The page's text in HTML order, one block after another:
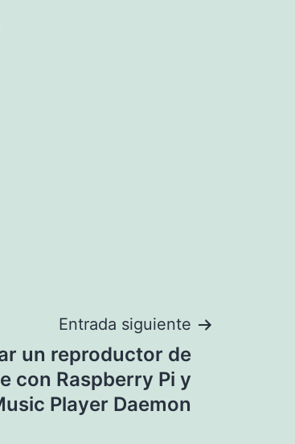
Entrada siguiente
un reproductor de
con Raspberry Pi y
Player Daemon